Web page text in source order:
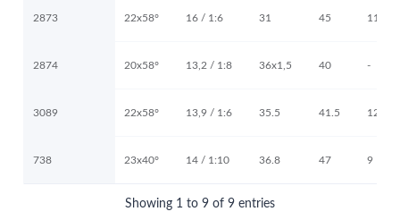
2873 22x58° 16 / 1:6 31 45 11
2874 20x58° 13,2 / 1:8 36x1,5 40 -
3089 22x58° 13,9 / 1:6 35.5 41.5 12
738 23x40° 14 / 1:10 36.8 47 9
Showing 1 to 9 of 9 entries